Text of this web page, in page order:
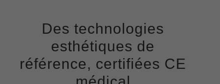
Des technologies
esthétiques de
référence, certifiées CE